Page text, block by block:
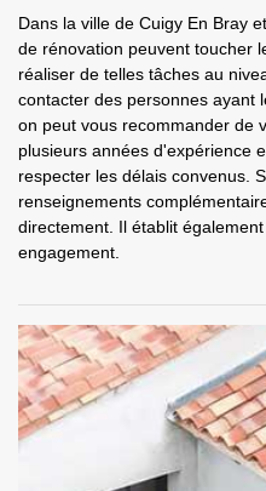
Dans la ville de Cuigy En Bray
de rénovation peuvent toucher
réaliser de telles tâches au
contacter des personnes ayant
on peut vous recommander de
plusieurs années d'expérience
respecter les délais convenus.
renseignements
directement. Il établit
engagement.